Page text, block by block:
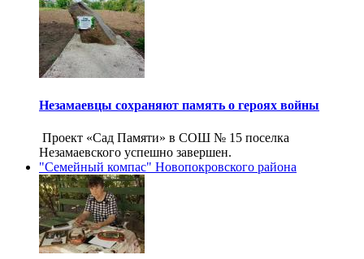
Незамаевцы сохраняют память о героях войны
Проект «Сад Памяти» в СОШ № 15 поселка
Незамаевского успешно завершен.
"Семейный компас" Новопокровского района